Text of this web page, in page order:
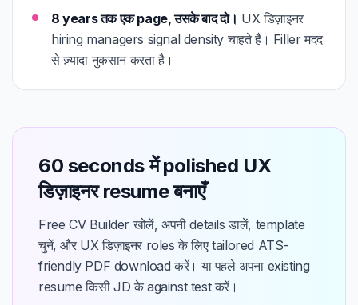
8 years तक एक page, उसके बाद दो। UX डिज़ाइनर
hiring managers signal density चाहते हैं। Filler मदद
से ज़्यादा नुकसान करता है।
60 seconds में polished UX
डिज़ाइनर resume बनाएँ
Free CV Builder खोलें, अपनी details डालें, template
चुनें, और UX डिज़ाइनर roles के लिए tailored ATS-
friendly PDF download करें। या पहले अपना existing
resume किसी JD के against test करें।